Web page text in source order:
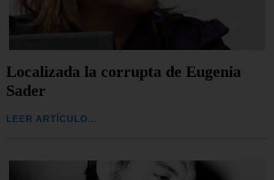
Localizada la corrupta de Eugenia
Sader
LEER ARTÍCULO...